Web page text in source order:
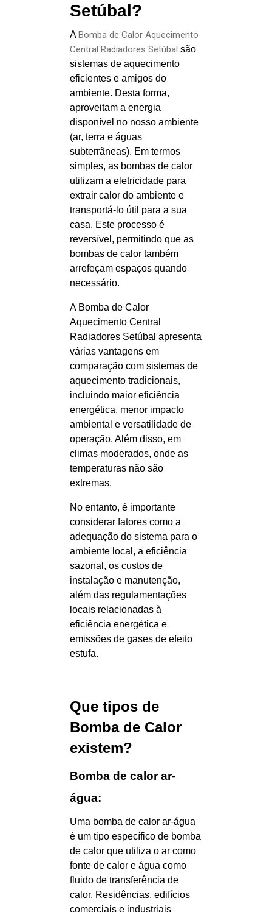
Setúbal?
ABomba de Calor Aquecimento
Central Radiadores Setúbal são
sistemas de aquecimento
eficientes e amigos do
ambiente. Desta forma,
aproveitam a energia
disponível no nosso ambiente
(ar, terra e águas
subterrâneas). Em termos
simples, as bombas de calor
utilizam a eletricidade para
extrair calor do ambiente e
transportá-lo útil para a sua
casa. Este processo é
reversível, permitindo que as
bombas de calor também
arrefeçam espaços quando
necessário.
A Bomba de Calor
Aquecimento Central
Radiadores Setúbal apresenta
várias vantagens em
comparação com sistemas de
aquecimento tradicionais,
incluindo maior eficiência
energética, menor impacto
ambiental e versatilidade de
operação. Além disso, em
climas moderados, onde as
temperaturas não são
extremas.
No entanto, é importante
considerar fatores como a
adequação do sistema para o
ambiente local, a eficiência
sazonal, os custos de
instalação e manutenção,
além das regulamentações
locais relacionadas à
eficiência energética e
emissões de gases de efeito
estufa.
Que tipos de
Bomba de Calor
existem?
Bomba de calor ar-
água:
Uma bomba de calor ar-água
é um tipo específico de bomba
de calor que utiliza o ar como
fonte de calor e água como
fluido de transferência de
calor. Residências, edifícios
comerciais e industriais